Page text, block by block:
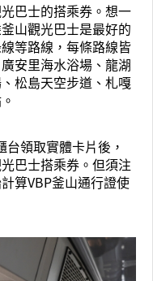
巴士的搭乘券。想一
山觀光巴士是最好的
等路線，每條路線皆
安里海水浴場、龍湖
松島天空步道、札嘎
領取實體卡片後，
巴士搭乘券。但須注
算VBP釜山通行證使